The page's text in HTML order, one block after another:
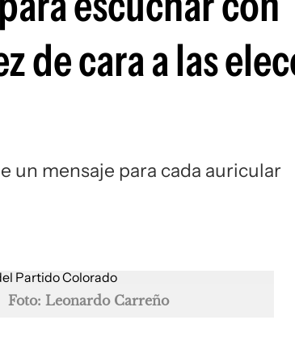
de cara a las
un mensaje para cada auricular
Foto: Leonardo Carreño